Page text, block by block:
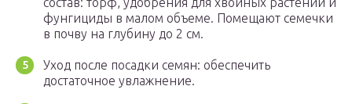
фунгициды в малом объеме. Помещают семечки
в почву на глубину до 2 см.
Уход после посадки семян: обеспечить
достаточное увлажнение.